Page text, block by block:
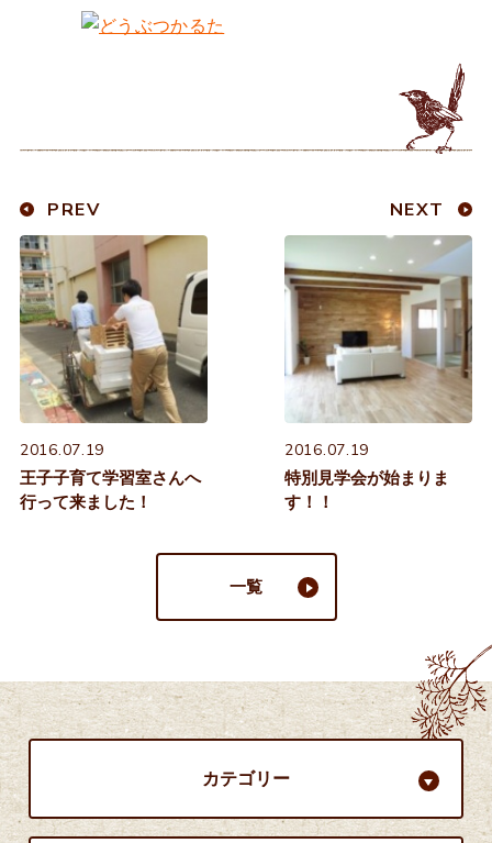
PREV
2016.07.19
王子子育て学習室さんへ
行って来ました！
NEXT
2016.07.19
特別見学会が始まりま
す！！
一覧
カテゴリー